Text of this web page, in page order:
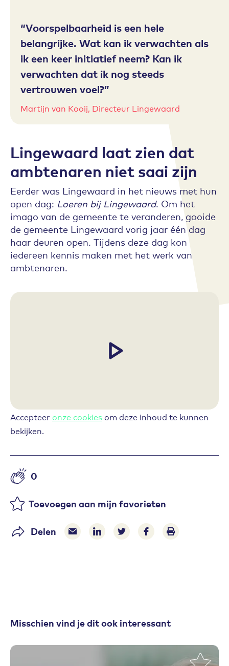
Voorspelbaarheid is een hele
belangrijke. Wat kan ik verwachten als
ik een keer initiatief neem? Kan ik
verwachten dat ik nog steeds
vertrouwen voel?
Martijn van Kooij, Directeur Lingewaard
Lingewaard laat zien dat
ambtenaren niet saai zijn
Eerder was Lingewaard in het nieuws met hun
open dag: Loeren bij Lingewaard. Om het
imago van de gemeente te veranderen, gooide
de gemeente Lingewaard vorig jaar één dag
haar deuren open. Tijdens deze dag kon
iedereen kennis maken met het werk van
ambtenaren.
Accepteer onze cookiesom deze inhoud te kunnen
bekijken.
Aantal likes
0
Toevoegen aan mijn favorieten
Delen Delen via e-mail
Delen via LinkedIn
Deel op Twitter
Deel op Facebook
Print pagina
Misschien vind je dit ook interessant